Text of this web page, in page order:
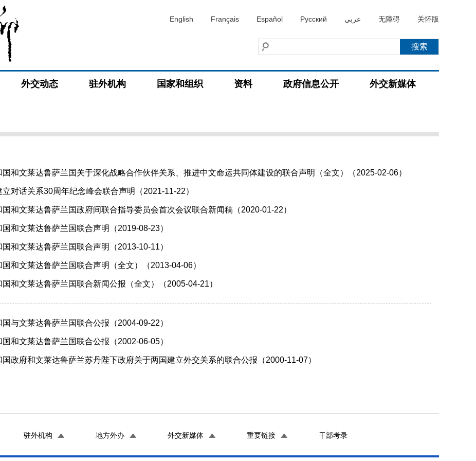
English Français Español Русский عربي 无障碍 关怀版
外交动态 驻外机构 国家和组织 资料 政府信息公开 外交新媒体
和文莱达鲁萨兰国关于深化战略合作伙伴关系、推进中文命运共同体建设的联合声明（全文）（2025-02-06）
对话关系30周年纪念峰会联合声明（2021-11-22）
和文莱达鲁萨兰国政府间联合指导委员会首次会议联合新闻稿（2020-01-22）
和文莱达鲁萨兰国联合声明（2019-08-23）
和文莱达鲁萨兰国联合声明（2013-10-11）
和文莱达鲁萨兰国联合声明（全文）（2013-04-06）
和文莱达鲁萨兰国联合新闻公报（全文）（2005-04-21）
与文莱达鲁萨兰国联合公报（2004-09-22）
和文莱达鲁萨兰国联合公报（2002-06-05）
政府和文莱达鲁萨兰苏丹陛下政府关于两国建立外交关系的联合公报（2000-11-07）
驻外机构 地方外办 外交新媒体 重要链接 干部考录